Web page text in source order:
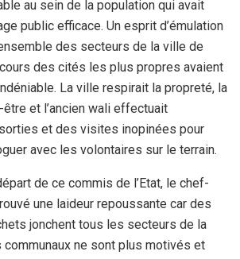
au sein de la population qui avait
public efficace. Un esprit d’émulation
des secteurs de la ville de
des cités les plus propres avaient
La ville respirait la propreté, la
et l’ancien wali effectuait
et des visites inopinées pour
avec les volontaires sur le terrain.
de ce commis de l’Etat, le chef-
une laideur repoussante car des
jonchent tous les secteurs de la
ne sont plus motivés et